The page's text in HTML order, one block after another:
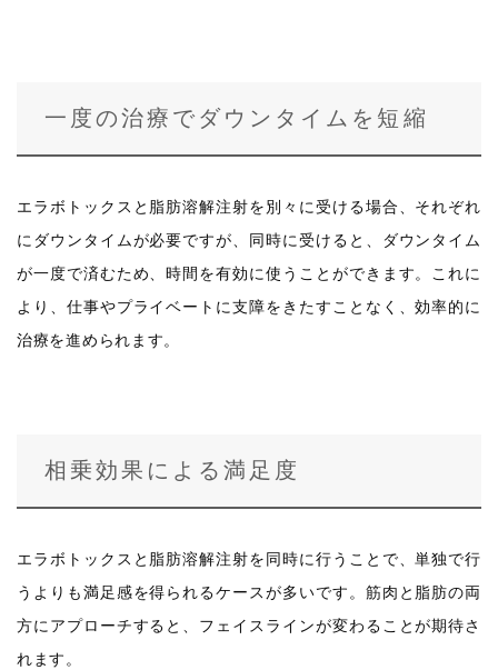
一度の治療でダウンタイムを短縮
エラボトックスと脂肪溶解注射を別々に受ける場合、それぞれ
にダウンタイムが必要ですが、同時に受けると、ダウンタイム
が一度で済むため、時間を有効に使うことができます。これに
より、仕事やプライベートに支障をきたすことなく、効率的に
治療を進められます。
相乗効果による満足度
エラボトックスと脂肪溶解注射を同時に行うことで、単独で行
うよりも満足感を得られるケースが多いです。筋肉と脂肪の両
方にアプローチすると、フェイスラインが変わることが期待さ
れます。